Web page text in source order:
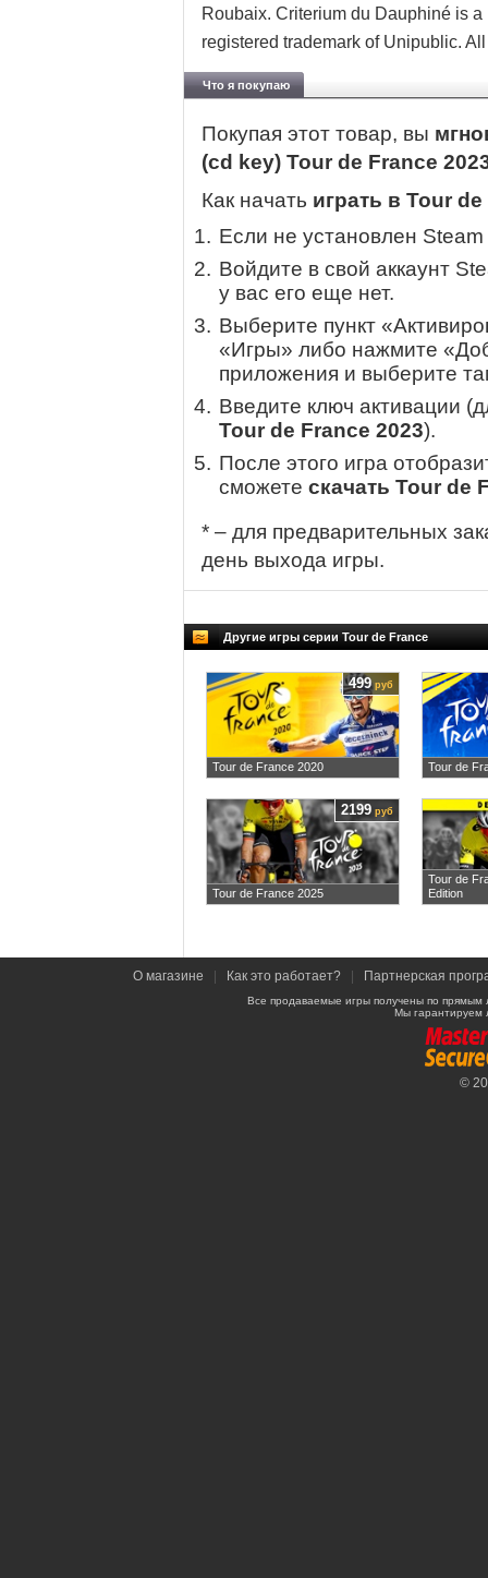
Roubaix. Criterium du Dauphiné is
registered trademark of Unipublic.
Что я покупаю
Покупая этот товар, вы
(cd key) Tour de France
Как начать играть в Tour
Если не установлен
Войдите в свой аккаунт
у вас его еще нет.
Выберите пункт
«Игры» либо нажмите
приложения и выберите
Введите ключ активации
Tour de France 2023).
После этого игра
сможете скачать Tour de
* – для предварительных
день выхода игры.
Другие игры серии Tour de France
Tour de France 2020
499руб
Tour de
Tour de France 2025
2199 руб
Tour de
Edition
О магазине Как это работает? Партнерская
Все продаваемые игры получены по
Мы гарантируем
©